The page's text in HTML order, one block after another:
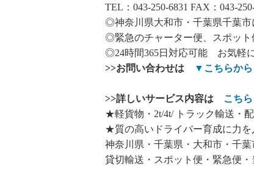
TEL：043-250-6831 FAX：043-
◎神奈川県大和市・千葉県千葉市
◎緊急のチャーター便、スポット
◎24時間365日対応可能 お気軽
>>お問い合わせは ▼ こちらか
>>詳しいサービス内容は こちら
★軽貨物・2t/4t/ トラック輸送・
★質の高いドライバー育成に力を
神奈川県・千葉県・大和市・千
貸切輸送・スポット便・緊急便